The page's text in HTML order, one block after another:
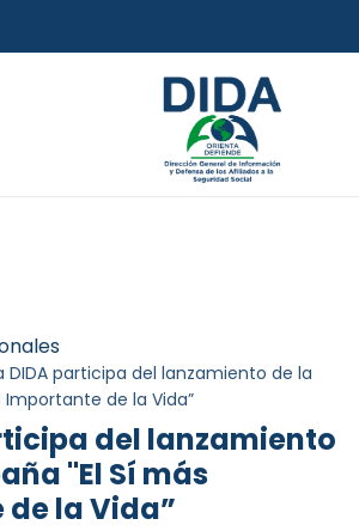
DIDA participa del lanzamiento de la
de la Vida”
del lanzamiento
"El Sí más
la Vida”